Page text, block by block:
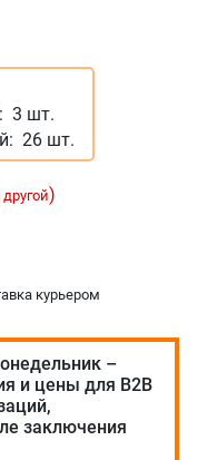
3 шт.
26 шт.
)
курьером
–
и цены для В2В
заключения